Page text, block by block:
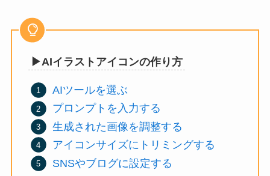
▶︎AIイラストアイコンの作り方
AIツールを選ぶ
プロンプトを入力する
生成された画像を調整する
アイコンサイズにトリミングする
SNSやブログに設定する